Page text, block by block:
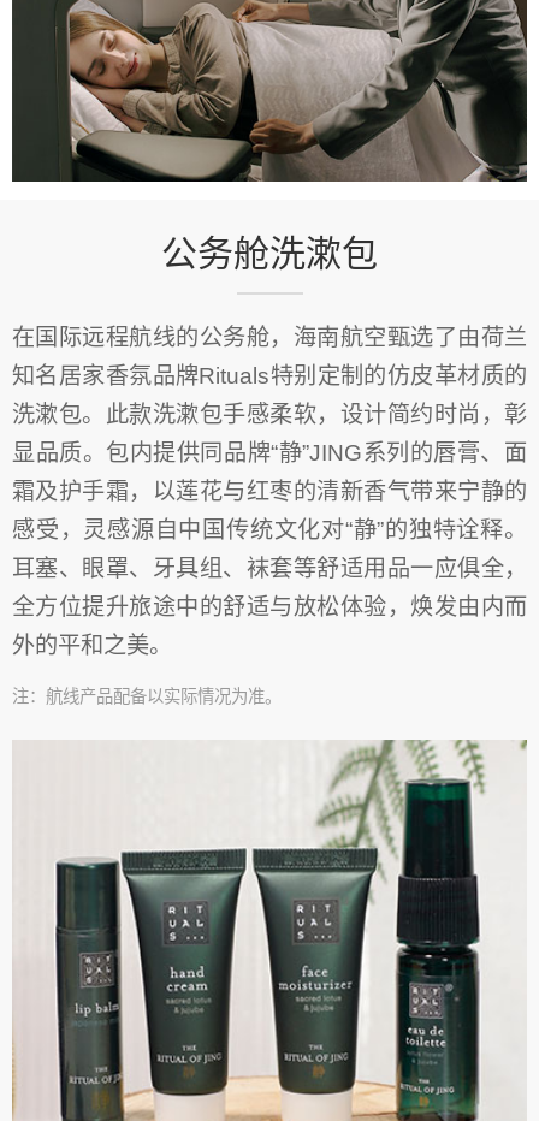
公务舱洗漱包
在国际远程航线的公务舱，海南航空甄选了由荷兰
知名居家香氛品牌Rituals特别定制的仿皮革材质的
洗漱包。此款洗漱包手感柔软，设计简约时尚，彰
显品质。包内提供同品牌“静”JING系列的唇膏、面
霜及护手霜，以莲花与红枣的清新香气带来宁静的
感受，灵感源自中国传统文化对“静”的独特诠释。
耳塞、眼罩、牙具组、袜套等舒适用品一应俱全，
全方位提升旅途中的舒适与放松体验，焕发由内而
外的平和之美。
注：航线产品配备以实际情况为准。